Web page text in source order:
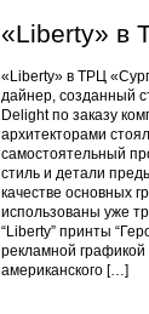
«Liberty» в
«Liberty» в ТРЦ
дайнер, созданный
Delight по заказу
архитекторами
самостоятельный
стиль и детали
качестве основных
использованы уже
“Liberty” принты
рекламной
американского […]